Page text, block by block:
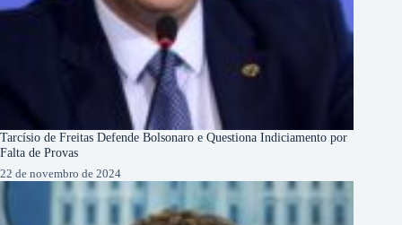
Tarcísio de Freitas Defende Bolsonaro e Questiona Indiciamento por
Falta de Provas
22 de novembro de 2024